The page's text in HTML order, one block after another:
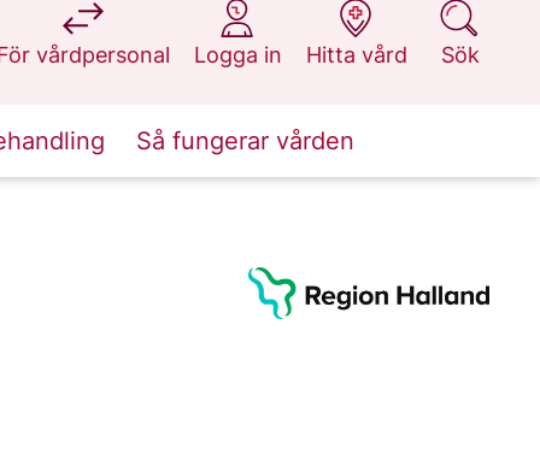
vårdpersonal
på 1177.se
Logga in
på 1177.se
Hitta vård
på 1177.se
Sök
på 1177.se
Så fungerar vården